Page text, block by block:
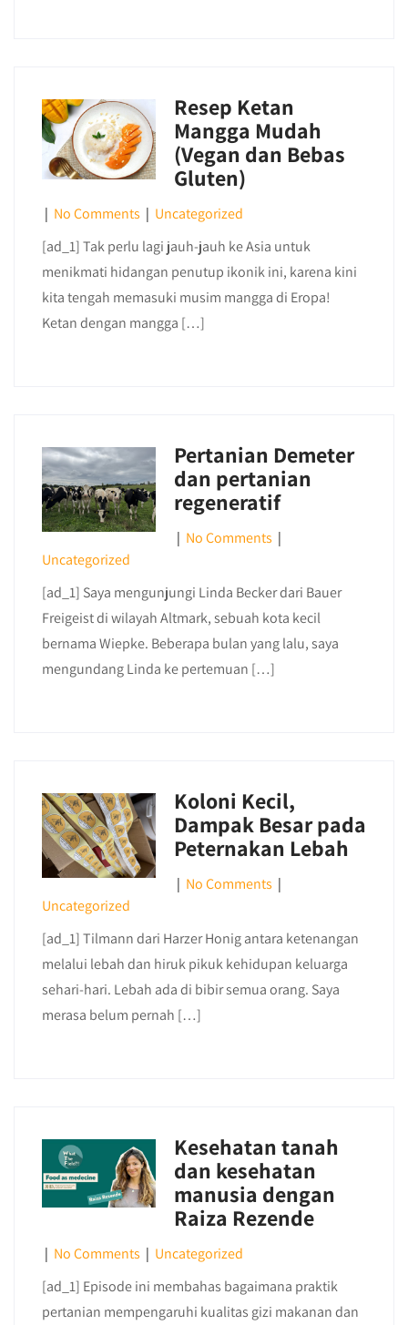
Resep Ketan
Mangga Mudah
(Vegan dan Bebas
Gluten)
| No Comments | Uncategorized
[ad_1] Tak perlu lagi jauh-jauh ke Asia untuk
menikmati hidangan penutup ikonik ini, karena kini
kita tengah memasuki musim mangga di Eropa!
Ketan dengan mangga […]
Pertanian Demeter
dan pertanian
regeneratif
| No Comments |
Uncategorized
[ad_1] Saya mengunjungi Linda Becker dari Bauer
Freigeist di wilayah Altmark, sebuah kota kecil
bernama Wiepke. Beberapa bulan yang lalu, saya
mengundang Linda ke pertemuan […]
Koloni Kecil,
Dampak Besar pada
Peternakan Lebah
| No Comments |
Uncategorized
[ad_1] Tilmann dari Harzer Honig antara ketenangan
melalui lebah dan hiruk pikuk kehidupan keluarga
sehari-hari. Lebah ada di bibir semua orang. Saya
merasa belum pernah […]
Kesehatan tanah
dan kesehatan
manusia dengan
Raiza Rezende
| No Comments | Uncategorized
[ad_1] Episode ini membahas bagaimana praktik
pertanian mempengaruhi kualitas gizi makanan dan